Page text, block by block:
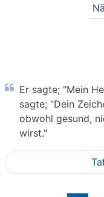
Er sagte; "Mein
sagte; "Dein
obwohl gesund,
wirst."